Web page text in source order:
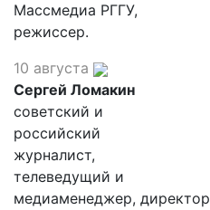
Массмедиа РГГУ,
режиссер.
10 августа
Сергей Ломакин
советский и
российский
журналист,
телеведущий и
медиаменеджер, директор